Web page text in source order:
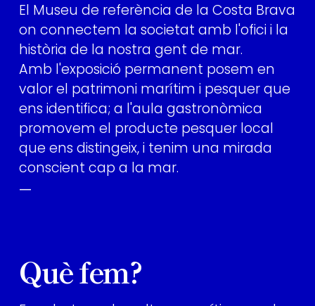
El Museu de referència de la Costa Brava
on connectem la societat amb l'ofici i la
història de la nostra gent de mar.
Amb l'exposició permanent posem en
valor el patrimoni marítim i pesquer que
ens identifica; a l'aula gastronòmica
promovem el producte pesquer local
que ens distingeix, i tenim una mirada
conscient cap a la mar.
—
Què fem?